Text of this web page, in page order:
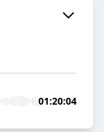
01:20:04